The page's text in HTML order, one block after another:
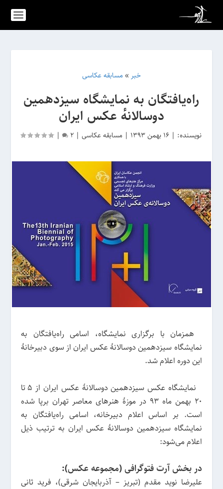
خبر » مسابقه عکاسی
راه‌یافتگان به نمایشگاه سیزدهمین
دوسالانهٔ عکس ایران
نویسنده: | 16 بهمن 1393 | مسابقه عکاسی |
2
|
همزمان با برگزاری نمایشگاه، اسامی راه‌یافتگان به
نمایشگاه سیزدهمین دوسالانهٔ عکس ایران از سوی دبیرخانهٔ
این دوره اعلام شد.
نمایشگاه عکس سیزدهمین دوسالانهٔ عکس ایران از ۵ تا
۲۰ بهمن ماه ۹۳ در موزهٔ هنرهای معاصر تهران برپا شده
است. بر اساس اعلام دبیرخانه‌، اسامی راه‌یافتگان به
نمایشگاه سیزدهمین دوسالانهٔ عکس ایران به ترتیب ذیل
اعلام می‌شود:
در بخش آرت فتوگرافی (مجموعه عکس):
علیرضا نوید مقدم (تبریز – آذربایجان شرقی)، فرید ثانی